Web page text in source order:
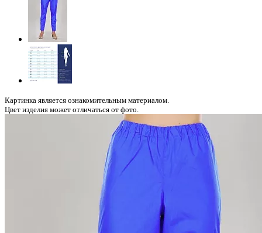
Картинка является ознакомительным материалом.
Цвет изделия может отличаться от фото.